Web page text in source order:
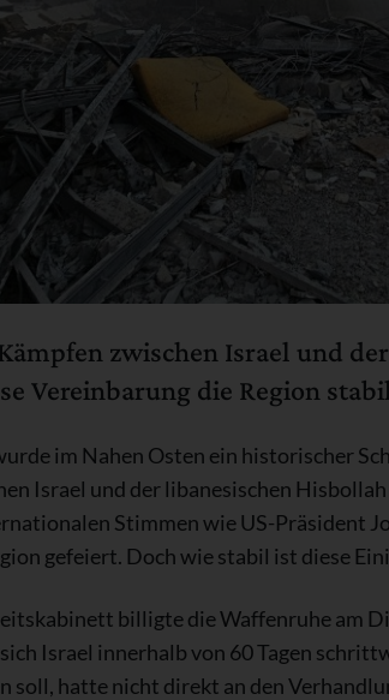
zwischen Israel und
Vereinbarung die Region
im Nahen Osten ein historischer
Israel und der libanesischen
Stimmen wie US-Präsident
gefeiert. Doch wie stabil ist diese
billigte die Waffenruhe am
Israel innerhalb von 60 Tagen
soll, hatte nicht direkt an den